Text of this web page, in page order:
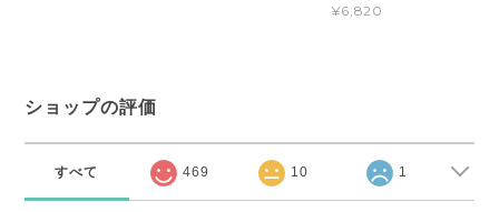
¥6,820
ショップの評価
すべて 469 10 1